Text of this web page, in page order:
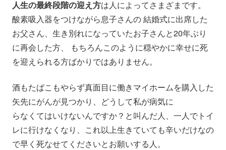
人生の最終段階の迎え方は人によってさまざまです。
酸素吸入器をつけながら息子さんの 結婚式に出席した
お父さん、生き別れになっていたお子さんと20年ぶり
に再会した方、 もちろんこのように穏やかに幸せに死
を迎えられる方ばかりではありません。
酒もたばこもやらず真面目に働きマイホームを購入した
矢先にがんが見つかり、どうして私が病気に
らなくてはいけないんですか？と叫んだ人、一人でトイ
レに行けなくなり、これ以上生きていても辛いだけなの
で早く死なせてくださいとお願いする人。